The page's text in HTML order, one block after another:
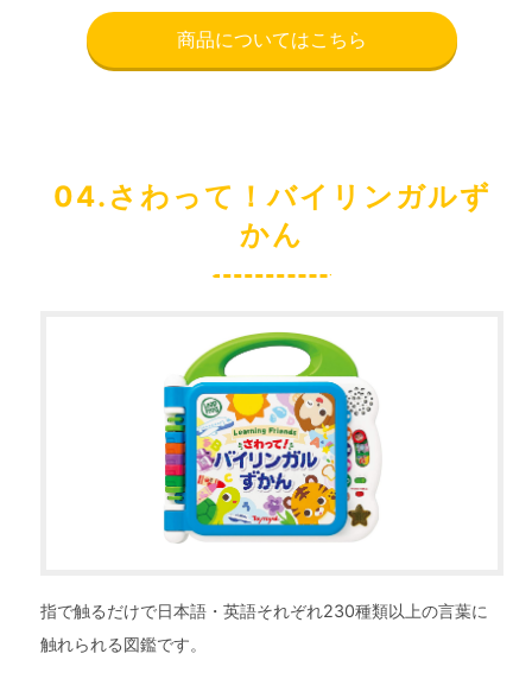
商品についてはこちら
04.さわって！バイリンガルず
かん
指で触るだけで日本語・英語それぞれ230種類以上の言葉に
触れられる図鑑です。